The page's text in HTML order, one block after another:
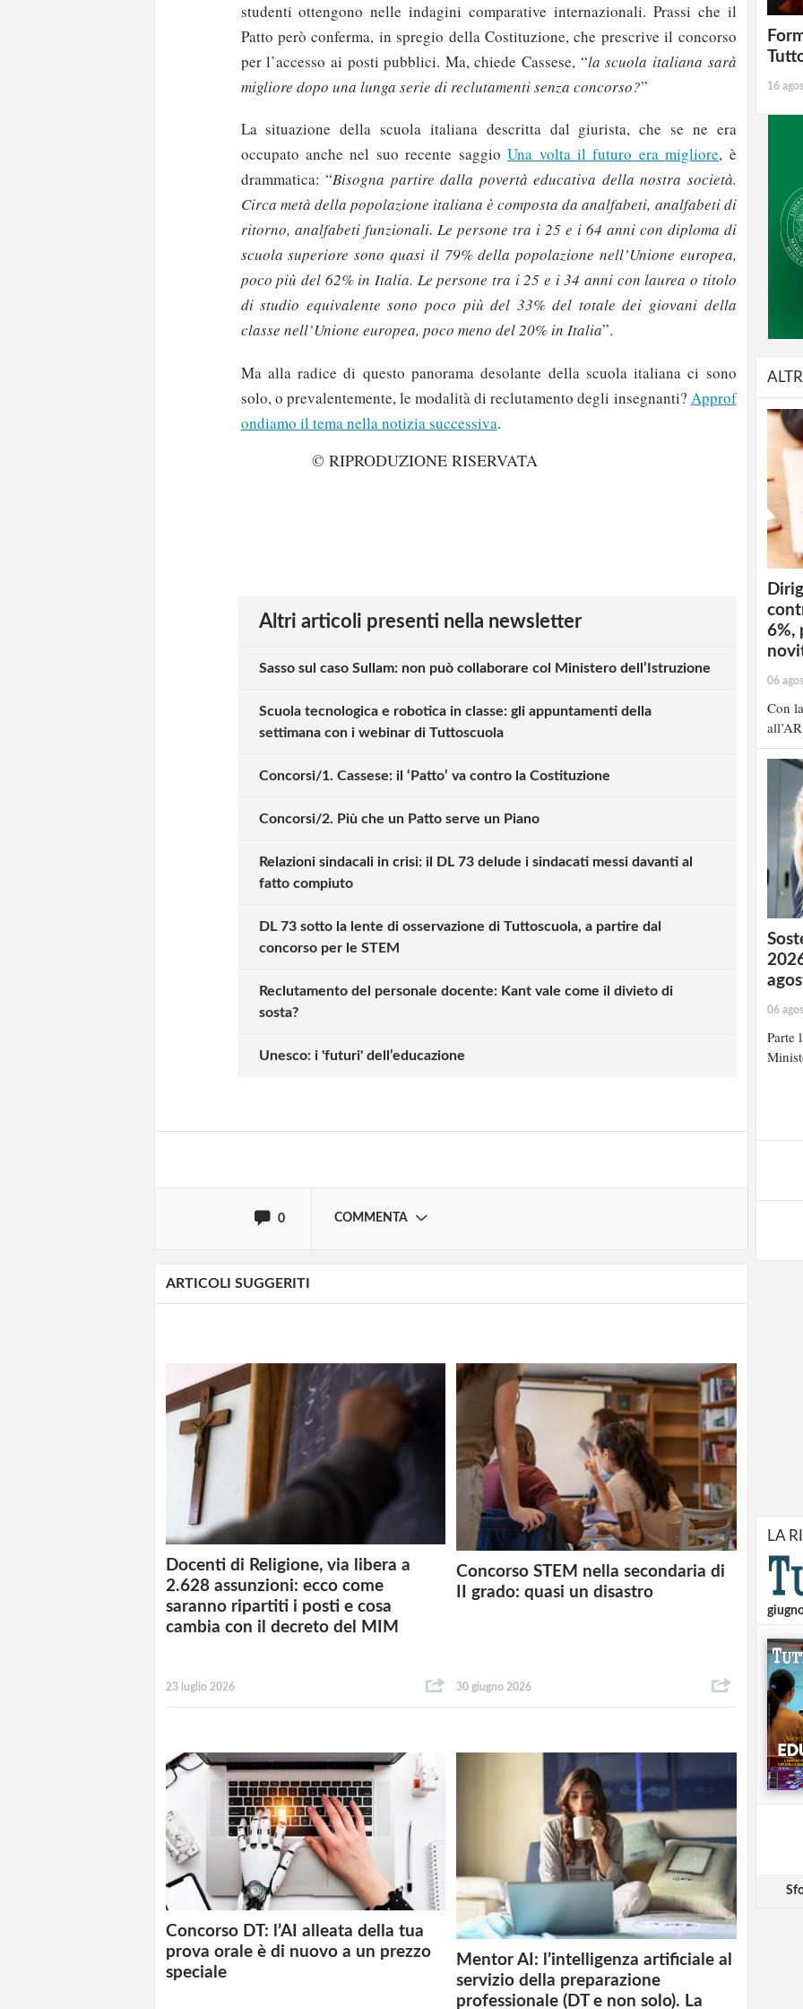
studenti ottengono nelle indagini comparative internazionali. Prassi che il
Patto però conferma, in spregio della Costituzione, che prescrive il concorso
per l’accesso ai posti pubblici. Ma, chiede Cassese, “la scuola italiana sarà
migliore dopo una lunga serie di reclutamenti senza concorso?”
La situazione della scuola italiana descritta dal giurista, che se ne era
occupato anche nel suo recente saggioUna volta il futuro era migliore, è
drammatica: “Bisogna partire dalla povertà educativa della nostra società.
Circa metà della popolazione italiana è composta da analfabeti, analfabeti di
ritorno, analfabeti funzionali. Le persone tra i 25 e i 64 anni con diploma di
scuola superiore sono quasi il 79% della popolazione nell’Unione europea,
poco più del 62% in Italia. Le persone tra i 25 e i 34 anni con laurea o titolo
di studio equivalente sono poco più del 33% del totale dei giovani della
classe nell’Unione europea, poco meno del 20% in Italia”.
Ma alla radice di questo panorama desolante della scuola italiana ci sono
solo, o prevalentemente, le modalità di reclutamento degli insegnanti? Approf
ondiamo il tema nella notizia successiva.
© RIPRODUZIONE RISERVATA
Altri articoli presenti nella newsletter
Sasso sul caso Sullam: non può collaborare col Ministero dell’Istruzione
Scuola tecnologica e robotica in classe: gli appuntamenti della
settimana con i webinar di Tuttoscuola
Concorsi/1. Cassese: il ‘Patto’ va contro la Costituzione
Concorsi/2. Più che un Patto serve un Piano
Relazioni sindacali in crisi: il DL 73 delude i sindacati messi davanti al
fatto compiuto
DL 73 sotto la lente di osservazione di Tuttoscuola, a partire dal
concorso per le STEM
Reclutamento del personale docente: Kant vale come il divieto di
sosta?
Unesco: i 'futuri' dell’educazione
0 COMMENTA
Solo gli utenti registrati possono commentare!
ARTICOLI SUGGERITI
Docenti di Religione, via libera a
2.628 assunzioni: ecco come
saranno ripartiti i posti e cosa
cambia con il decreto del MIM
23 luglio 2026
Concorso STEM nella secondaria di
II grado: quasi un disastro
30 giugno 2026
Concorso DT: l’AI alleata della tua
prova orale è di nuovo a un prezzo
speciale
Mentor AI: l’intelligenza artificiale al
servizio della preparazione
professionale (DT e non solo). La
16
6%,
06
Con
06
Parte
LA